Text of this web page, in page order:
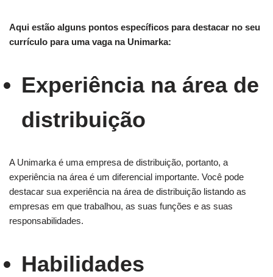
Aqui estão alguns pontos específicos para destacar no seu
currículo para uma vaga na Unimarka:
Experiência na área de
distribuição
A Unimarka é uma empresa de distribuição, portanto, a
experiência na área é um diferencial importante. Você pode
destacar sua experiência na área de distribuição listando as
empresas em que trabalhou, as suas funções e as suas
responsabilidades.
Habilidades